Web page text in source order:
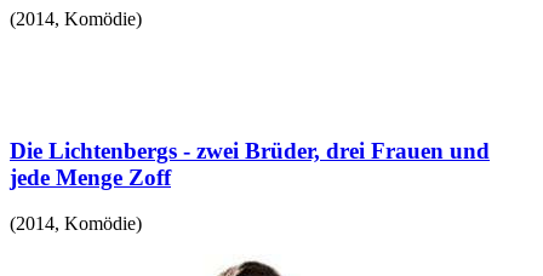
(2014, Komödie)
Die Lichtenbergs - zwei Brüder, drei Frauen und
jede Menge Zoff
(2014, Komödie)